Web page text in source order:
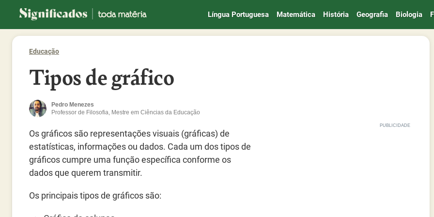
Significados
Língua Portuguesa Matemática História Geografia Biologia
Educação
Tipos de gráfico
Pedro Menezes
Professor de Filosofia, Mestre em Ciências da Educação
Os gráficos são representações visuais (gráficas) de
estatísticas, informações ou dados. Cada um dos tipos de
gráficos cumpre uma função específica conforme os
dados que querem transmitir.
Os principais tipos de gráficos são: